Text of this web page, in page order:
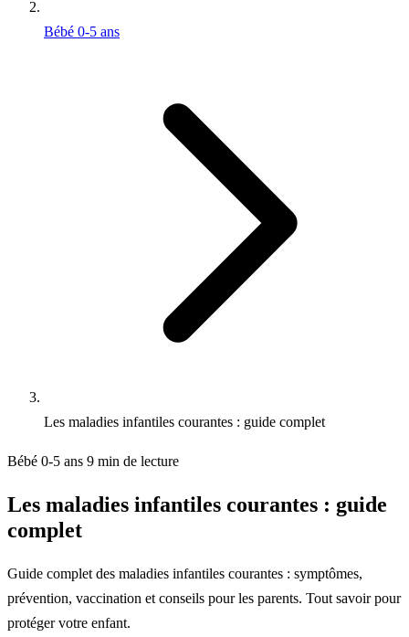
Bébé 0-5 ans
Les maladies infantiles courantes : guide complet
Bébé 0-5 ans 9 min de lecture
Les maladies infantiles courantes : guide
complet
Guide complet des maladies infantiles courantes : symptômes,
prévention, vaccination et conseils pour les parents. Tout savoir pour
protéger votre enfant.